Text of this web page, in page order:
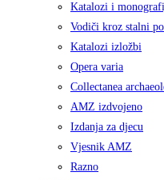
Katalozi i
Vodiči kroz stalni
Katalozi izložbi
Opera varia
Collectanea
AMZ izdvojeno
Izdanja za djecu
Vjesnik AMZ
Razno